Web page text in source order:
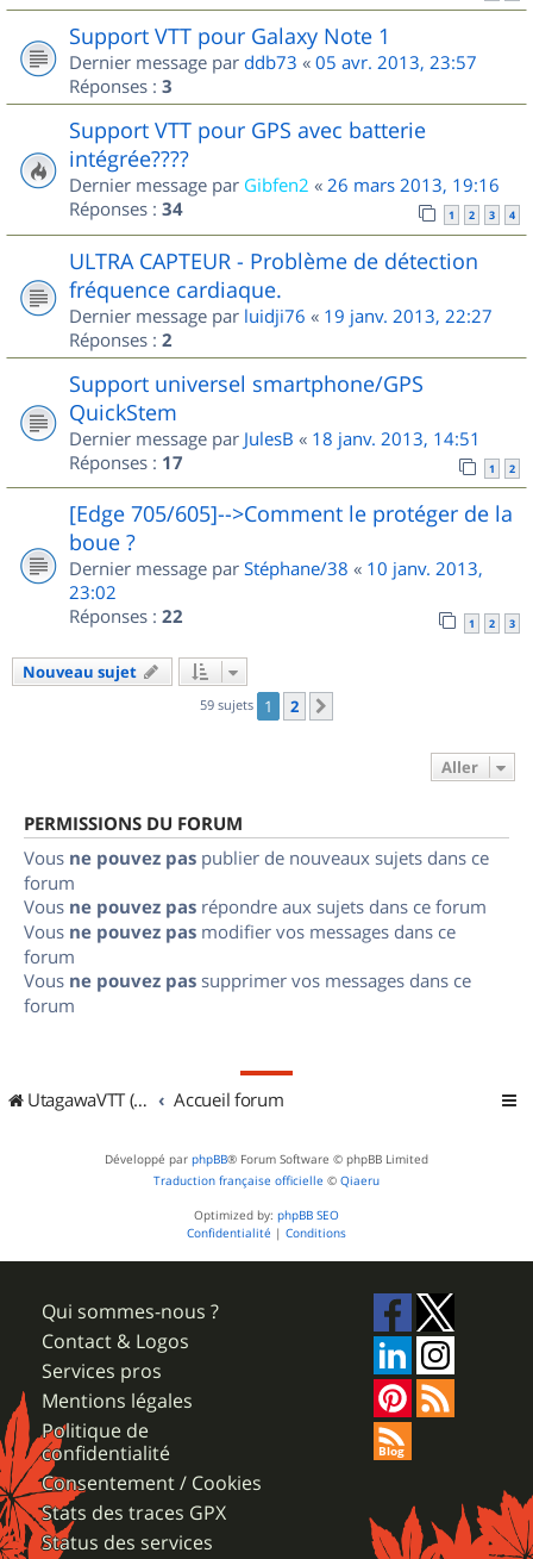
Support VTT pour Galaxy Note 1
Dernier message par ddb73 « 05 avr. 2013, 23:57
Réponses : 3
Support VTT pour GPS avec batterie
intégrée????
Dernier message par Gibfen2 « 26 mars 2013, 19:16
Réponses : 34 1 2 3 4
ULTRA CAPTEUR - Problème de détection
fréquence cardiaque.
Dernier message par luidji76 « 19 janv. 2013, 22:27
Réponses : 2
Support universel smartphone/GPS
QuickStem
Dernier message par JulesB « 18 janv. 2013, 14:51
Réponses : 17 1 2
[Edge 705/605]-->Comment le protéger de la
boue ?
Dernier message par Stéphane/38 « 10 janv. 2013,
23:02
Réponses : 22 1 2 3
Nouveau sujet
59 sujets 1 2
Aller
PERMISSIONS DU FORUM
Vous ne pouvez pas publier de nouveaux sujets dans ce
forum
Vous ne pouvez pas répondre aux sujets dans ce forum
Vous ne pouvez pas modifier vos messages dans ce
forum
Vous ne pouvez pas supprimer vos messages dans ce
forum
UtagawaVTT (Randos VTT et VTTAE avec traces GPS) Accueil forum
Développé par phpBB® Forum Software © phpBB Limited
Traduction française officielle © Qiaeru
Optimized by: phpBB SEO
Confidentialité | Conditions
Qui sommes-nous ?
Contact & Logos
Services pros
Mentions légales
Politique de
confidentialité
Consentement / Cookies
Stats des traces GPX
Status des services